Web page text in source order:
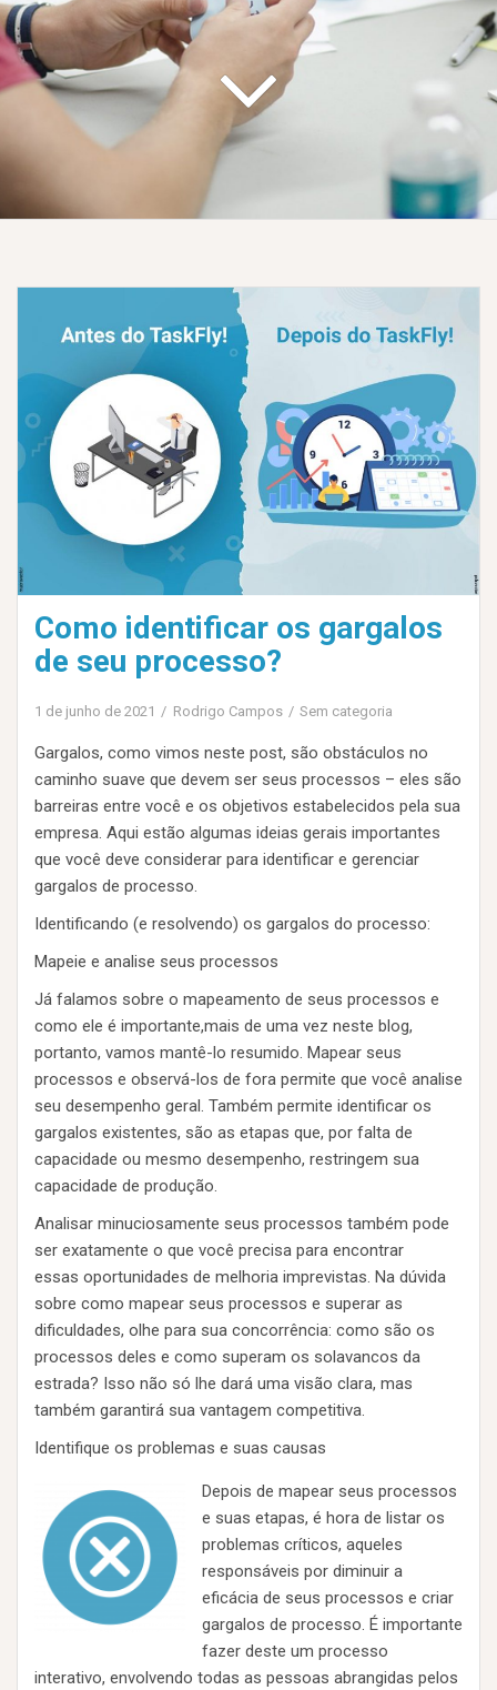
Como identificar os gargalos
de seu processo?
1 de junho de 2021 Rodrigo Campos Sem categoria
Gargalos, como vimos neste post, são obstáculos no
caminho suave que devem ser seus processos – eles são
barreiras entre você e os objetivos estabelecidos pela sua
empresa. Aqui estão algumas ideias gerais importantes
que você deve considerar para identificar e gerenciar
gargalos de processo.
Identificando (e resolvendo) os gargalos do processo:
Mapeie e analise seus processos
Já falamos sobre o mapeamento de seus processos e
como ele é importante,mais de uma vez neste blog,
portanto, vamos mantê-lo resumido. Mapear seus
processos e observá-los de fora permite que você analise
seu desempenho geral. Também permite identificar os
gargalos existentes, são as etapas que, por falta de
capacidade ou mesmo desempenho, restringem sua
capacidade de produção.
Analisar minuciosamente seus processos também pode
ser exatamente o que você precisa para encontrar
essas oportunidades de melhoria imprevistas. Na dúvida
sobre como mapear seus processos e superar as
dificuldades, olhe para sua concorrência: como são os
processos deles e como superam os solavancos da
estrada? Isso não só lhe dará uma visão clara, mas
também garantirá sua vantagem competitiva.
Identifique os problemas e suas causas
Depois de mapear seus processos
e suas etapas, é hora de listar os
problemas críticos, aqueles
responsáveis ​​por diminuir a
eficácia de seus processos e criar
gargalos de processo. É importante
fazer deste um processo
interativo, envolvendo todas as pessoas abrangidas pelos